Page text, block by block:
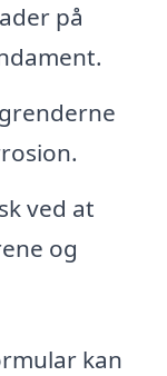
på
ved at
og
kan